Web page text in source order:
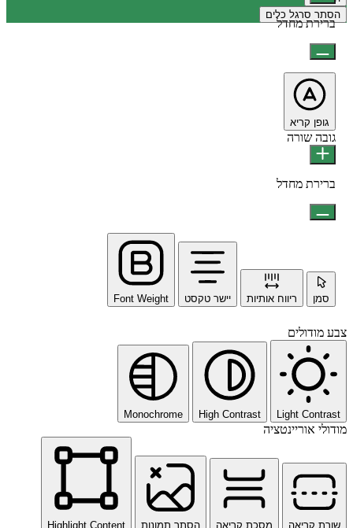
הסתר סרגל כלים
ברירת מחדל
גופן קריא
גובה שורה
ברירת מחדל
סמן ריווח אותיות יישר טקסט Font Weight
צבע מודולים
Light Contrast
High Contrast
Monochrome
מודולי אוריינטציה
שורת קריאה מסכת קריאה הסתר תמונות Highlight Content